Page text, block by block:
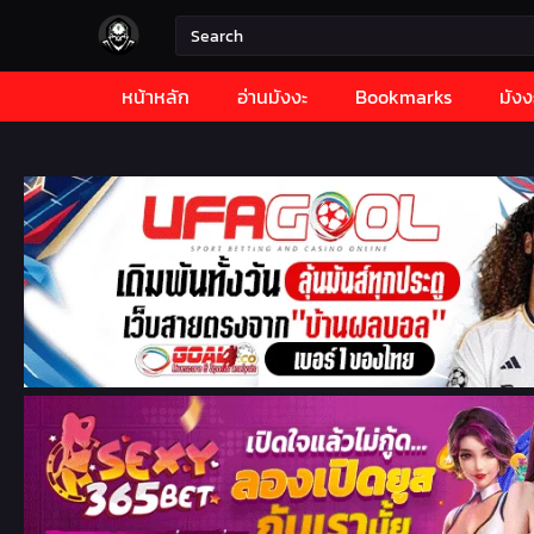
หน้าหลัก อ่านมังงะ Bookmarks มังง